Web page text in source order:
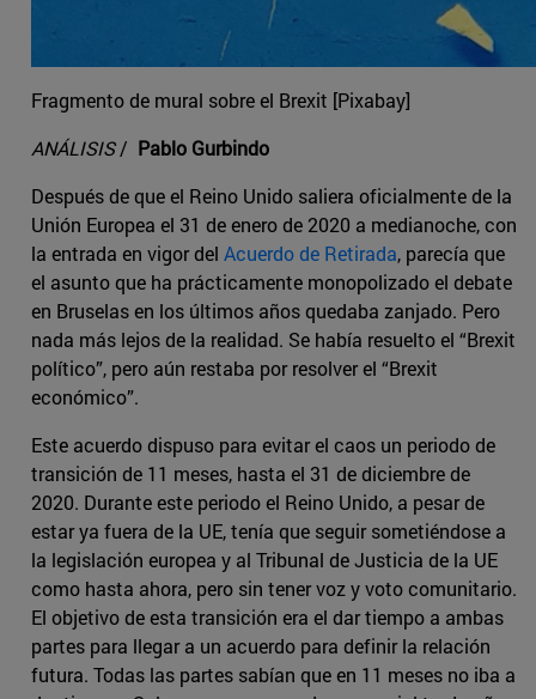
Fragmento de mural sobre el Brexit [Pixabay]
ANÁLISIS/ Pablo Gurbindo
Después de que el Reino Unido saliera oficialmente de la
Unión Europea el 31 de enero de 2020 a medianoche, con
la entrada en vigor del Acuerdo de Retirada, parecía que
el asunto que ha prácticamente monopolizado el debate
en Bruselas en los últimos años quedaba zanjado. Pero
nada más lejos de la realidad. Se había resuelto el “Brexit
político”, pero aún restaba por resolver el “Brexit
económico”.
Este acuerdo dispuso para evitar el caos un periodo de
transición de 11 meses, hasta el 31 de diciembre de
2020. Durante este periodo el Reino Unido, a pesar de
estar ya fuera de la UE, tenía que seguir sometiéndose a
la legislación europea y al Tribunal de Justicia de la UE
como hasta ahora, pero sin tener voz y voto comunitario.
El objetivo de esta transición era el dar tiempo a ambas
partes para llegar a un acuerdo para definir la relación
futura. Todas las partes sabían que en 11 meses no iba a